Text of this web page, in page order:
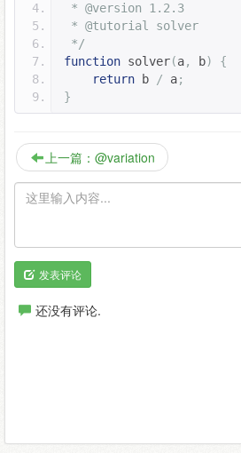
* @version 1.2.3
* @tutorial solver
*/
function solver(a, b)
{
return b / a;
}
上一篇：@variation
发表评论
还没有评论.